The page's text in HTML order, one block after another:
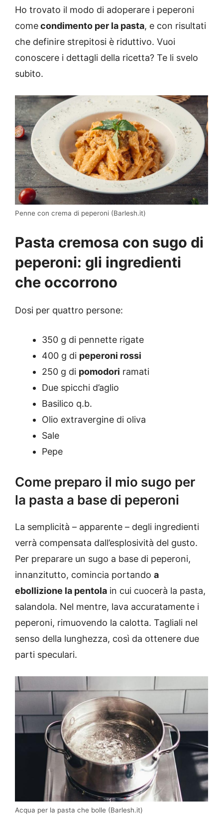
Ho trovato il modo di adoperare i peperoni
comecondimento per la pasta, e con risultati
che definire strepitosi è riduttivo. Vuoi
conoscere i dettagli della ricetta? Te li svelo
subito.
Penne con crema di peperoni (Barlesh.it)
Pasta cremosa con sugo di
peperoni: gli ingredienti
che occorrono
Dosi per quattro persone:
350 g di pennette rigate
400 g di peperoni rossi
250 g di pomodori ramati
Due spicchi d’aglio
Basilico q.b.
Olio extravergine di oliva
Sale
Pepe
Come preparo il mio sugo per
la pasta a base di peperoni
La semplicità – apparente – degli ingredienti
verrà compensata dall’esplosività del gusto.
Per preparare un sugo a base di peperoni,
innanzitutto, comincia portando a
ebollizione la pentola in cui cuocerà la pasta,
salandola. Nel mentre, lava accuratamente i
peperoni, rimuovendo la calotta. Tagliali nel
senso della lunghezza, così da ottenere due
parti speculari.
Acqua per la pasta che bolle (Barlesh.it)